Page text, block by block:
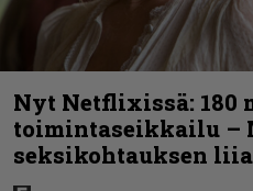
Nyt Netflixissä: 180
toimintaseikkailu –
seksikohtauksen